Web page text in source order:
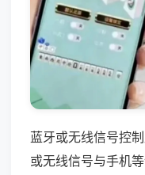
蓝牙或无线信号控
或无线信号与手机